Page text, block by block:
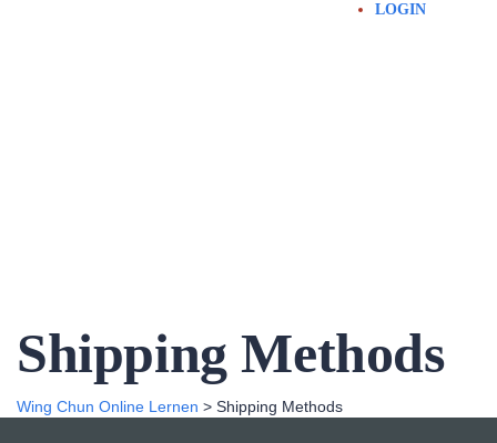
LOGIN
Shipping Methods
Wing Chun Online Lernen > Shipping Methods